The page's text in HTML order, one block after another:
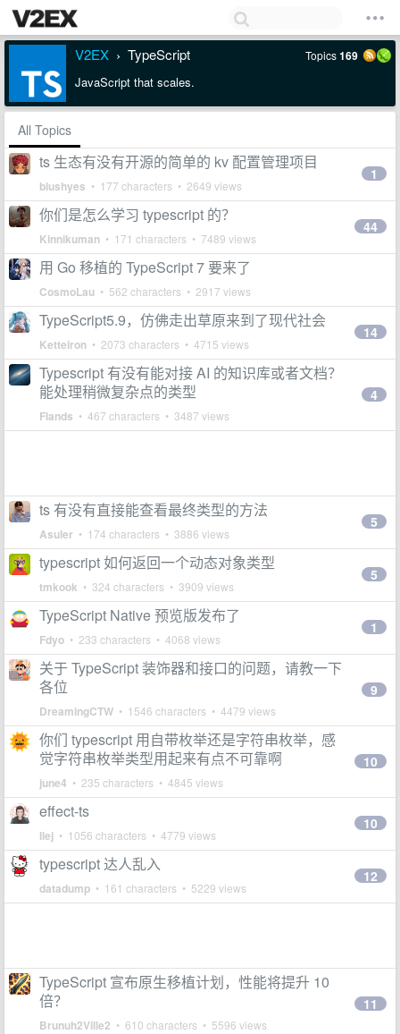
V2EX › TypeScript Topics169
JavaScript that scales.
All Topics
ts 生态有没有开源的简单的 kv 配置管理项目
blushyes • 177 characters • 2649 views
1
你们是怎么学习 typescript 的？
Kinnikuman • 171 characters • 7489 views
44
用 Go 移植的 TypeScript 7 要来了
CosmoLau • 562 characters • 2917 views
TypeScript5.9，仿佛走出草原来到了现代社会
Ketteiron • 2073 characters • 4715 views
14
Typescript 有没有能对接 AI 的知识库或者文档？
能处理稍微复杂点的类型
Flands • 467 characters • 3487 views
4
ts 有没有直接能查看最终类型的方法
Asuler • 174 characters • 3886 views
5
typescript 如何返回一个动态对象类型
tmkook • 324 characters • 3909 views
5
TypeScript Native 预览版发布了
Fdyo • 233 characters • 4068 views
1
关于 TypeScript 装饰器和接口的问题，请教一下
各位
DreamingCTW • 1546 characters • 4479 views
9
你们 typescript 用自带枚举还是字符串枚举，感
觉字符串枚举类型用起来有点不可靠啊
june4 • 235 characters • 4845 views
10
effect-ts
llej • 1056 characters • 4779 views
10
typescript 达人乱入
datadump • 161 characters • 5229 views
12
TypeScript 宣布原生移植计划，性能将提升 10
倍？
Brunuh2Ville2 • 610 characters • 5596 views
11